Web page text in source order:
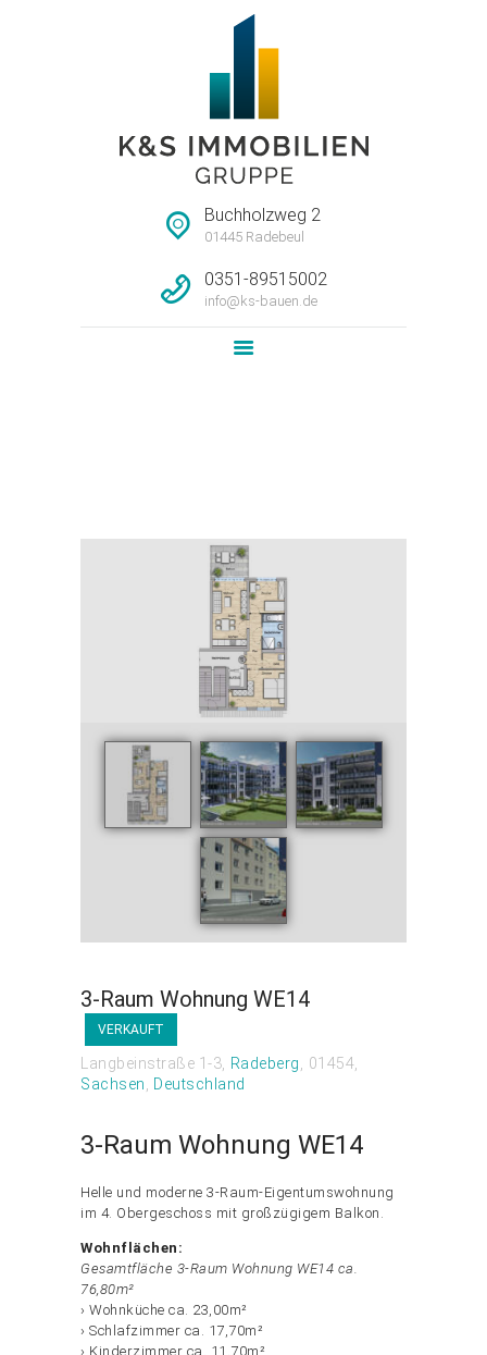
Buchholzweg 2
01445 Radebeul
0351-89515002
info@ks-bauen.de
STARTSEITE
HAUSMEISTERSERVI
UNTERNEHMEN
IMMOBILIEN
LEISTUNG
NEWS
3-Raum Wohnung WE14
VERKAUFT
Langbeinstraße 1-3 Radeberg
01454
Sachsen
Deutschland
3-Raum Wohnung WE14
Helle und moderne 3-Raum-Eigentumswohnung
im 4. Obergeschoss mit großzügigem Balkon.
Wohnflächen:
Gesamtfläche 3-Raum Wohnung WE14 ca.
76,80m²
› Wohnküche ca. 23,00m²
› Schlafzimmer ca. 17,70m²
› Kinderzimmer ca. 11,70m²